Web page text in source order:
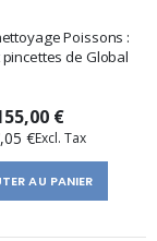
Poissons :
de Global
€
€
AU PANIER